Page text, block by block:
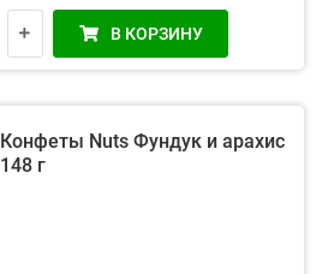
В КОРЗИНУ
Конфеты Nuts Фундук и арахис
148 г